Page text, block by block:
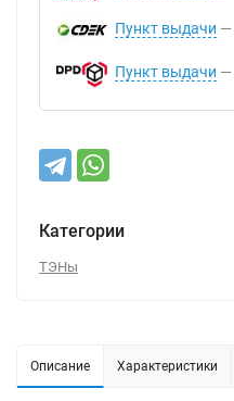
Пункт выдачи
Пункт выдачи
Категории
ТЭНы
Описание Характеристики